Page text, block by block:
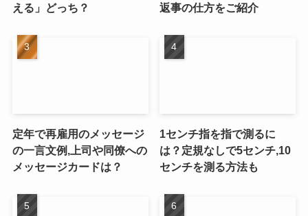
える」どっち？
返事の仕方をご紹介
定年で再雇用のメッセージ
の一言文例,上司や同僚への
メッセージカードは？
1センチ指を指で測るに
は？定規なしで5センチ,10
センチを測る方法も